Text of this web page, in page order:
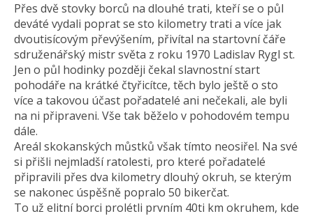
Přes dvě stovky borců na dlouhé trati, kteří se o půl
deváté vydali poprat se sto kilometry trati a více jak
dvoutisícovým převýšením, přivítal na startovní čáře
sdruženářský mistr světa z roku 1970 Ladislav Rygl st.
Jen o půl hodinky později čekal slavnostní start
pohodáře na krátké čtyřicítce, těch bylo ještě o sto
více a takovou účast pořadatelé ani nečekali, ale byli
na ni připraveni. Vše tak běželo v pohodovém tempu
dále.
Areál skokanských můstků však tímto neosiřel. Na své
si přišli nejmladší ratolesti, pro které pořadatelé
připravili přes dva kilometry dlouhý okruh, se kterým
se nakonec úspěšně popralo 50 bikerčat.
To už elitní borci prolétli prvním 40ti km okruhem, kde